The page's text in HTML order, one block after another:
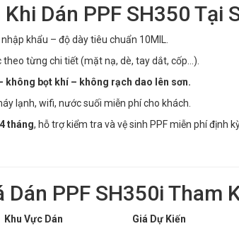
Dán PPF SH350 Tại
khẩu – độ dày tiêu chuẩn 10MIL.
theo từng chi tiết (mặt nạ, dè, tay dắt, cốp…).
không bọt khí – không rạch dao lên sơn.
lạnh, wifi, nước suối miễn phí cho khách.
tháng, hỗ trợ kiểm tra và vệ sinh PPF miễn phí định
Dán PPF SH350i Tham
Khu Vực Dán
Giá Dự Kiến